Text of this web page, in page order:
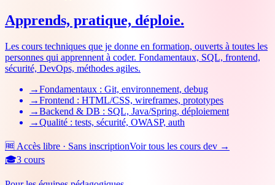
Apprends, pratique, déploie.
Les cours techniques que je donne en formation, ouverts à toutes les
personnes qui apprennent à coder. Fondamentaux, SQL, frontend,
sécurité, DevOps, méthodes agiles.
→Fondamentaux : Git, environnement, debug
→Frontend : HTML/CSS, wireframes, prototypes
→Backend & DB : SQL, Java/Spring, déploiement
→Qualité : tests, sécurité, OWASP, auth
🆓 Accès libre · Sans inscriptionVoir tous les cours dev →
🎓3 cours